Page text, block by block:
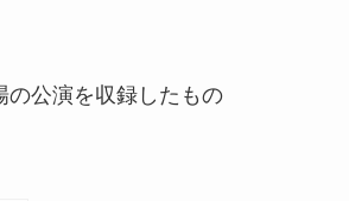
公演を収録したもの